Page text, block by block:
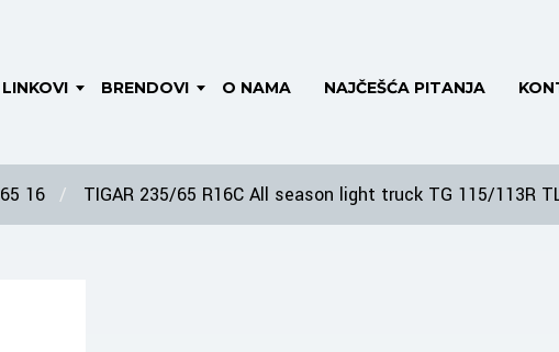
BRENDOVI O NAMA NAJČEŠĆA PITANJA
16 TIGAR 235/65 R16C All season light truck TG 115/113R